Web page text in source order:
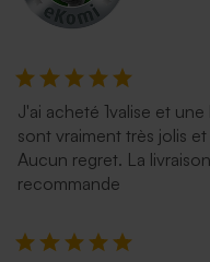
J'ai acheté 1valise et
sont vraiment très jolis
Aucun regret. La
recommande